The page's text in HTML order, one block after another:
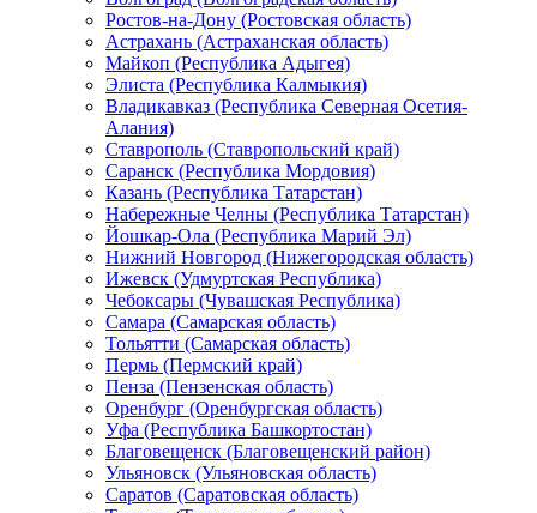
Ростов-на-Дону (Ростовская область)
Астрахань (Астраханская область)
Майкоп (Республика Адыгея)
Элиста (Республика Калмыкия)
Владикавказ (Республика Северная Осетия-
Алания)
Ставрополь (Ставропольский край)
Саранск (Республика Мордовия)
Казань (Республика Татарстан)
Набережные Челны (Республика Татарстан)
Йошкар-Ола (Республика Марий Эл)
Нижний Новгород (Нижегородская область)
Ижевск (Удмуртская Республика)
Чебоксары (Чувашская Республика)
Самара (Самарская область)
Тольятти (Самарская область)
Пермь (Пермский край)
Пенза (Пензенская область)
Оренбург (Оренбургская область)
Уфа (Республика Башкортостан)
Благовещенск (Благовещенский район)
Ульяновск (Ульяновская область)
Саратов (Саратовская область)